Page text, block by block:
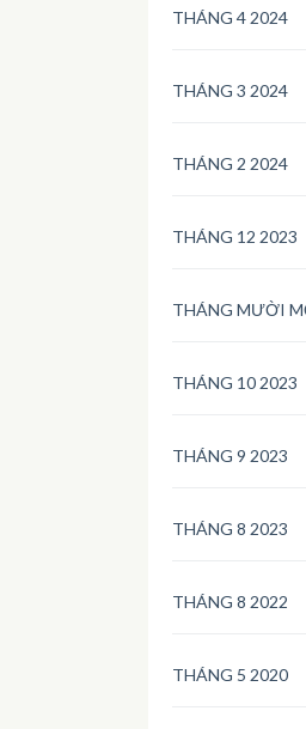
THÁNG 4 2024
THÁNG 3 2024
THÁNG 2 2024
THÁNG 12 2023
THÁNG MƯỜI
THÁNG 10 2023
THÁNG 9 2023
THÁNG 8 2023
THÁNG 8 2022
THÁNG 5 2020